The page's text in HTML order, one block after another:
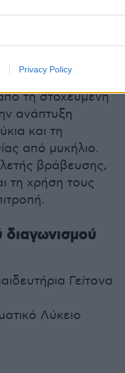
Privacy Policy
κριτική
την
τη στοχευμένη
ανάπτυξη
και τη
από μυκήλιο.
βράβευσης,
τη χρήση τους
διαγωνισμού
Γείτονα
Λύκειο